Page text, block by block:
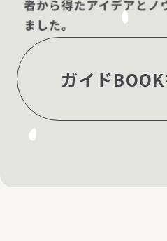
ガイド